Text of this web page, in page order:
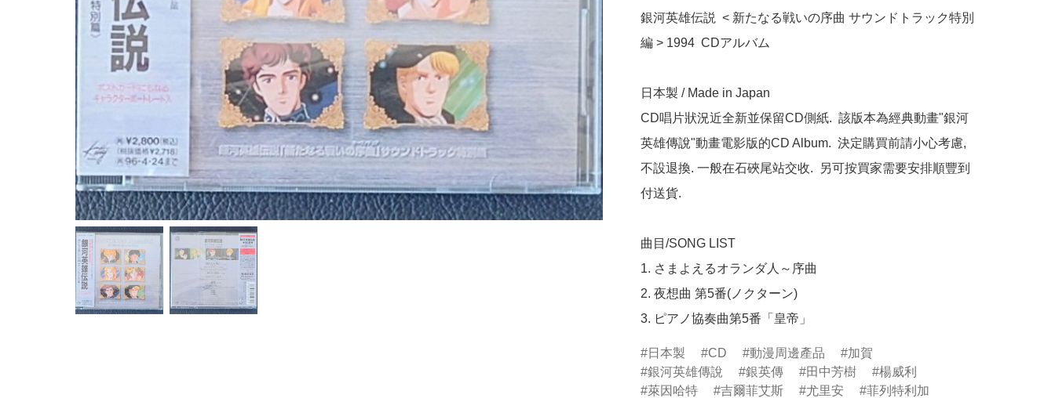
銀河英雄伝説  < 新たなる戦いの序曲 サウンドトラック特別
編 > 1994  CDアルバム
日本製 / Made in Japan
CD唱片狀況近全新並保留CD側紙.  該版本為經典動畫"銀河
英雄傳說"動畫電影版的CD Album.  決定購買前請小心考慮,
不設退換. 一般在石硤尾站交收.  另可按買家需要安排順豐到
付送貨.
曲目/SONG LIST
1. さまよえるオランダ人～序曲
2. 夜想曲 第5番(ノクターン)
3. ピアノ協奏曲第5番「皇帝」
日本製 CD 動漫周邊產品
加賀
銀河英雄傳說
銀英傳 田中芳樹
楊威利
萊因哈特
吉爾菲艾斯 尤里安
菲列特利加